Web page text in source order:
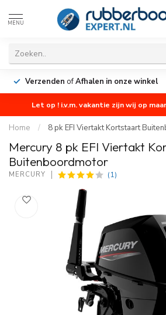
MENU
Verzenden ofAfhalen in onze winkel
Let op ! i.v.m. vakantie zijn wij op
Home / 8 pk EFI Viertakt Kortstaart
Mercury 8 pk EFI Viertakt
Buitenboordmotor
MERCURY (1)